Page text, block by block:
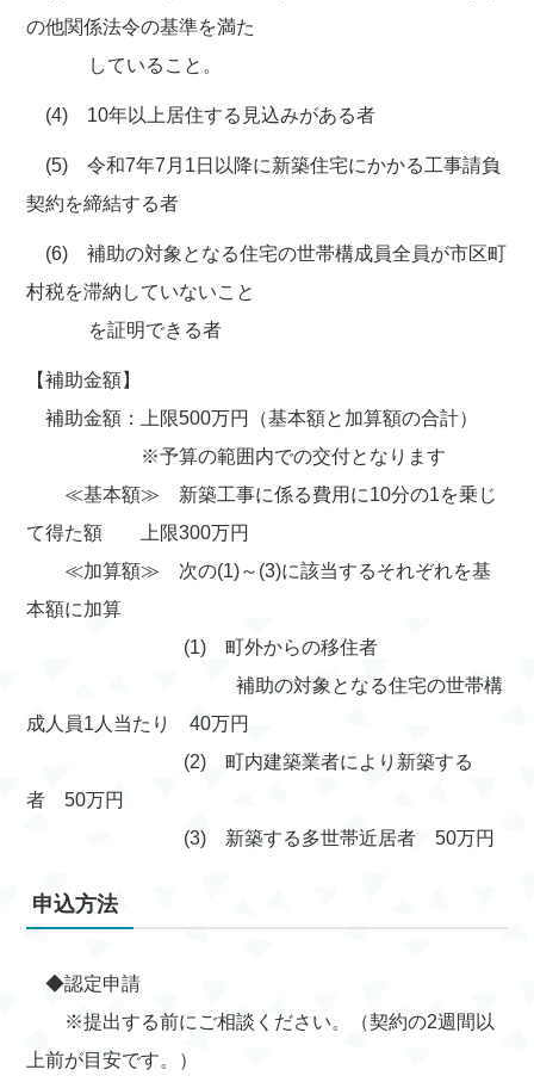
の他関係法令の基準を満た
していること。
(4) 10年以上居住する見込みがある者
(5) 令和7年7月1日以降に新築住宅にかかる工事請負
契約を締結する者
(6) 補助の対象となる住宅の世帯構成員全員が市区町
村税を滞納していないこと
を証明できる者
【補助金額】
補助金額：上限500万円（基本額と加算額の合計）
※予算の範囲内での交付となります
≪基本額≫ 新築工事に係る費用に10分の1を乗じ
て得た額 上限300万円
≪加算額≫ 次の(1)～(3)に該当するそれぞれを基
本額に加算
(1) 町外からの移住者
補助の対象となる住宅の世帯構
成人員1人当たり 40万円
(2) 町内建築業者により新築する
者 50万円
(3) 新築する多世帯近居者 50万円
申込方法
◆認定申請
※提出する前にご相談ください。（契約の2週間以
上前が目安です。）